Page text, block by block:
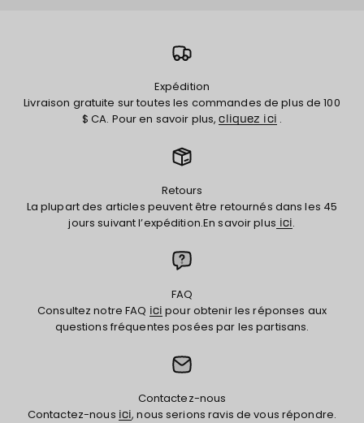
Expédition
Livraison gratuite sur toutes les commandes de plus de 100
$ CA. Pour en savoir plus,cliquez ici .
Retours
La plupart des articles peuvent être retournés dans les 45
jours suivant l’expédition.En savoir plus ici.
FAQ
Consultez notre FAQ ici pour obtenir les réponses aux
questions fréquentes posées par les partisans.
Contactez-nous
Contactez-nous ici, nous serions ravis de vous répondre.